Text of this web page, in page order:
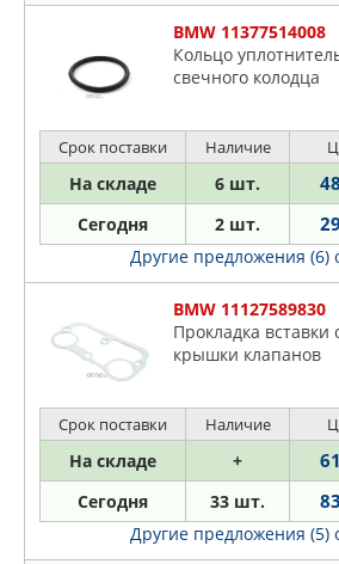
OSSCA
PAYEN
VICTOR REINZ
X5
Z3
Z4
BMW 11377514008
Кольцо
свечного колодца
Срок поставки Наличие
На складе 6 шт.
Сегодня 2 шт.
Другие предложения (6)
BMW 11127589830
Прокладка вставки
крышки клапанов
Срок поставки Наличие
На складе +
Сегодня 33 шт.
Другие предложения (5)